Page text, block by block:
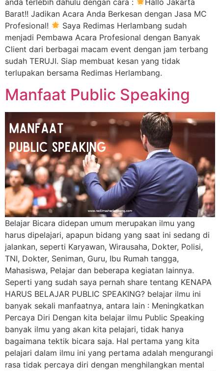
Barat!! Jadikan Acara Anda Berkesan dengan Jasa MC
Profesional!
Saya Redimas Herlambang sudah
menjadi Pembawa Acara Profesional dengan Banyak
Client dari berbagai macam event dengan jam terbang
sudah TERUJI. Siap membuat kesan yang tidak
terlupakan bersama Redimas Herlambang.
Manfaat Public Speaking
Belajar Bicara didepan umum merupakan ilmu yang
harus dipelajari, apapun bidang yang saat ini sedang di
jalankan, seperti Karyawan, Wirausaha, Dokter, Polisi,
TNI, Dokter, Seniman, Guru, Ibu Rumah tangga,
Mahasiswa, Pelajar dan beberapa kegiatan lainnya.
Seperti yang sudah saya pernah share tentang KENAPA
HARUS BELAJAR PUBLIC SPEAKING? belajar ilmu ini
banyak sekali manfaatnya, antara lain : Meningkatkan
Percaya Diri Dengan kita belajar ilmu Public Speaking
banyak ilmu yang akan kita pelajari, tidak hanya
bagaimana tektik bicara saja. Hal pertama yang kita
pelajari dalam ilmu ini yang pertama adalah mengurangi
rasa tidak percaya diri dengan menghilangkan mental